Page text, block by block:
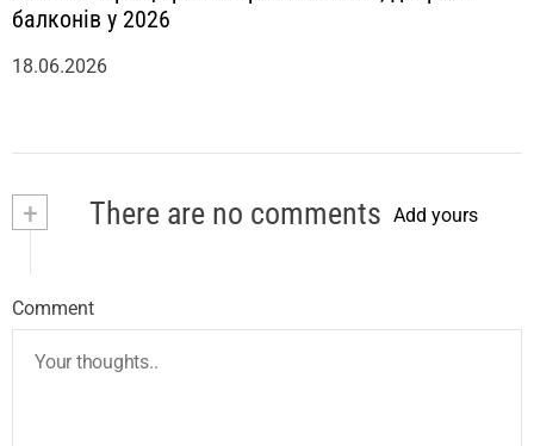
балконів у 2026
18.06.2026
+ There are no comments Add yours
Comment